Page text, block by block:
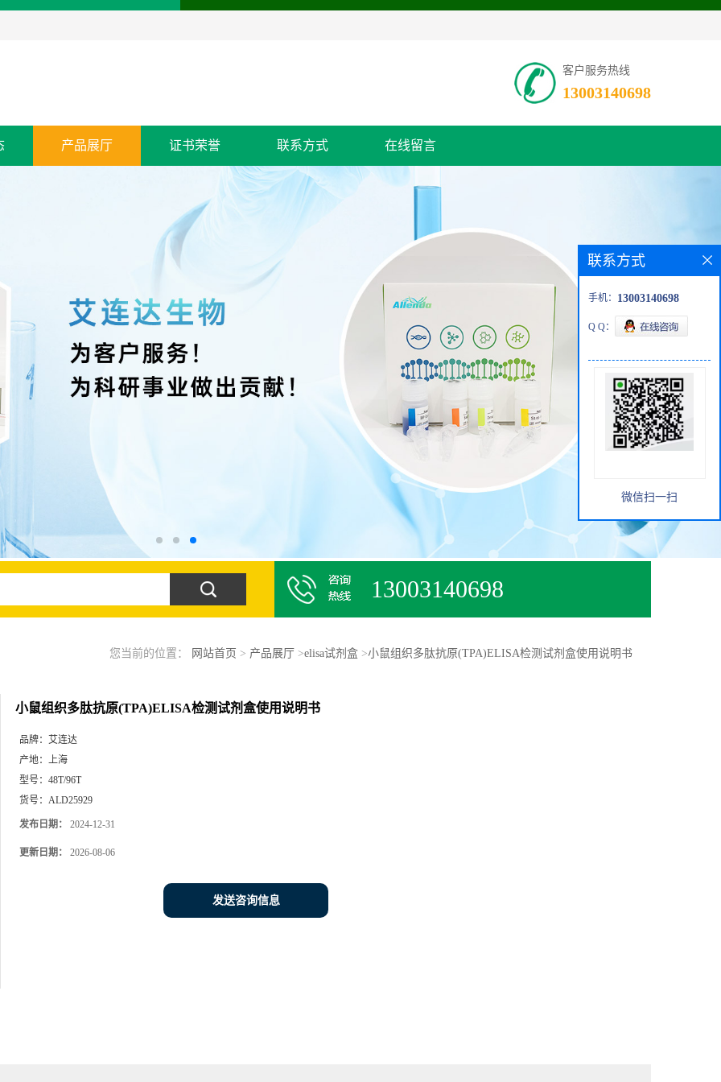
客户服务热线
13003140698
产品展厅 证书荣誉 联系方式 在线留言
13003140698
您当前的位置： 网站首页 > 产品展厅 >elisa试剂盒>小鼠组织多肽抗原(TPA)ELISA检测试剂盒使用说明书
小鼠组织多肽抗原(TPA)ELISA检测试剂盒使用说明书
品牌： 艾连达
产地： 上海
型号： 48T/96T
货号： ALD25929
发布日期： 2024-12-31
更新日期： 2026-08-06
发送咨询信息
联系方式
手机： 13003140698
Q Q：
微信扫一扫